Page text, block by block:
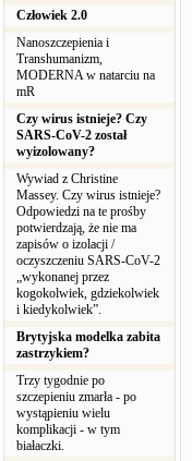
Człowiek 2.0
Nanoszczepienia i
Transhumanizm,
MODERNA w natarciu na
mR
Czy wirus istnieje? Czy
SARS-CoV-2 został
wyizolowany?
Wywiad z Christine
Massey. Czy wirus istnieje?
Odpowiedzi na te prośby
potwierdzają, że nie ma
zapisów o izolacji /
oczyszczeniu SARS-CoV-2
„wykonanej przez
kogokolwiek, gdziekolwiek
i kiedykolwiek”.
Brytyjska modelka zabita
zastrzykiem?
Trzy tygodnie po
szczepieniu zmarła - po
wystąpieniu wielu
komplikacji - w tym
białaczki.